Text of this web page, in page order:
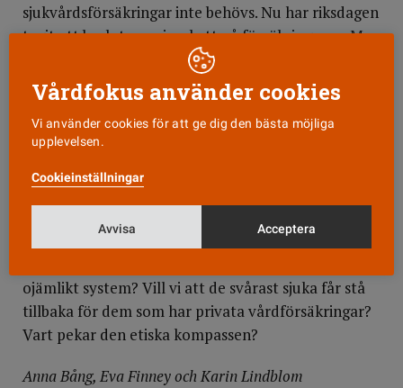
sjukvårdsförsäkringar inte behövs. Nu har riksdagen
tagit ett beslut om viss skatt på försäkringarna. Men
starka intressegrupper verkar för att ta bort den.
??Går pengarnai vården till rätt sak? Den direkta
vården har slimmats och administrationen växer.
Vem värnar vår profession? Kommer omvårdnaden
fram i de avtal beställare gör med vårdkoncerner?
Eller finns här ett skäl till att så många i vår kår
inte följs och att resurser till de sjukaste minskar??
ojämlikt system? Vill vi att de svårast sjuka får stå
tillbaka för dem som har privata vårdförsäkringar?
Vart pekar den etiska kompassen?
Anna Bång, Eva Finney och Karin Lindblom
Vårdfokus använder cookies
Vi använder cookies för att ge dig den bästa möjliga
upplevelsen.
Cookieinställningar
Avvisa Acceptera